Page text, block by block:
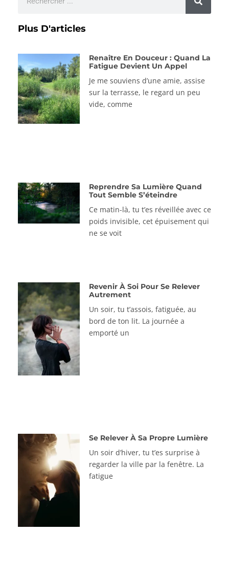
Plus D'articles
Renaître En Douceur : Quand La
Fatigue Devient Un Appel
Je me souviens d’une amie, assise
sur la terrasse, le regard un peu
vide, comme
Reprendre Sa Lumière Quand
Tout Semble S’éteindre
Ce matin-là, tu t’es réveillée avec ce
poids invisible, cet épuisement qui
ne se voit
Revenir À Soi Pour Se Relever
Autrement
Un soir, tu t’assois, fatiguée, au
bord de ton lit. La journée a
emporté un
Se Relever À Sa Propre Lumière
Un soir d’hiver, tu t’es surprise à
regarder la ville par la fenêtre. La
fatigue